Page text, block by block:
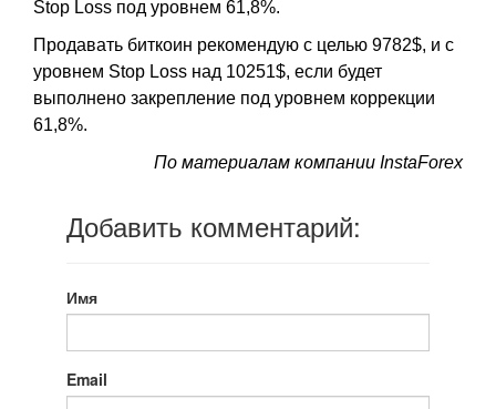
Stop Loss под уровнем 61,8%.
Продавать биткоин рекомендую с целью 9782$, и с
уровнем Stop Loss над 10251$, если будет
выполнено закрепление под уровнем коррекции
61,8%.
По материалам компании InstaForex
Добавить комментарий:
Имя
Email